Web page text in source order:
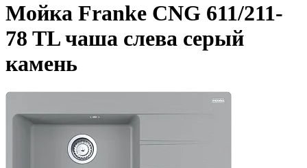
Мойка Franke CNG 611/211-
78 TL чаша слева серый
камень